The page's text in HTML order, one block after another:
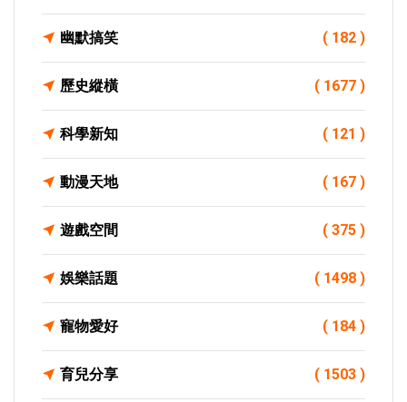
幽默搞笑 ( 182 )
歷史縱橫 ( 1677 )
科學新知 ( 121 )
動漫天地 ( 167 )
遊戲空間 ( 375 )
娛樂話題 ( 1498 )
寵物愛好 ( 184 )
育兒分享 ( 1503 )